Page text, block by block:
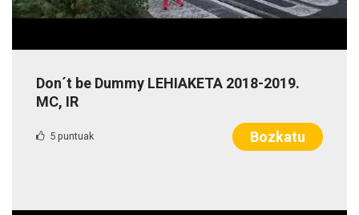
Don´t be Dummy LEHIAKETA 2018-2019.
MC, IR
5 puntuak Bozkatu